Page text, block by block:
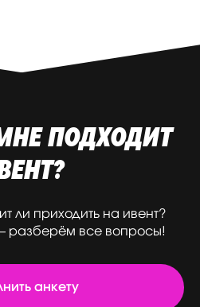
ПОДХОДИТ
ли приходить на ивент?
разберём все вопросы!
анкету